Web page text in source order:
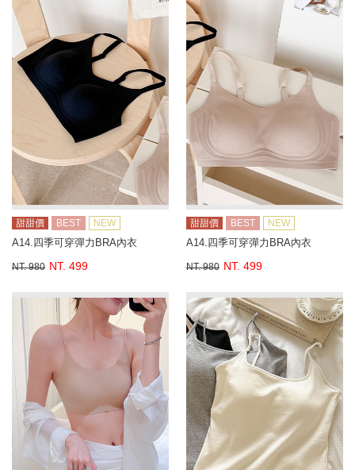
甜甜價 BEST NEW
A14.四季可穿彈力BRA內衣
NT. 980 NT. 499
甜甜價 BEST NEW
A14.四季可穿彈力BRA內衣
NT. 980 NT. 499